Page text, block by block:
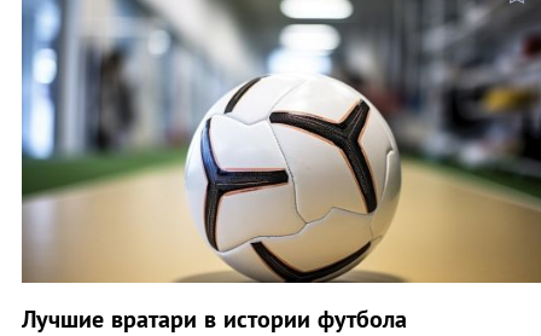
Лучшие вратари в истории футбола